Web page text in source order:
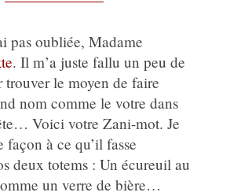
pas oubliée, Madame
. Il m’a juste fallu un peu de
trouver le moyen de faire
nom comme le votre dans
Voici votre Zani-mot. Je
façon à ce qu’il fasse
deux totems : Un écureuil au
un verre de bière…